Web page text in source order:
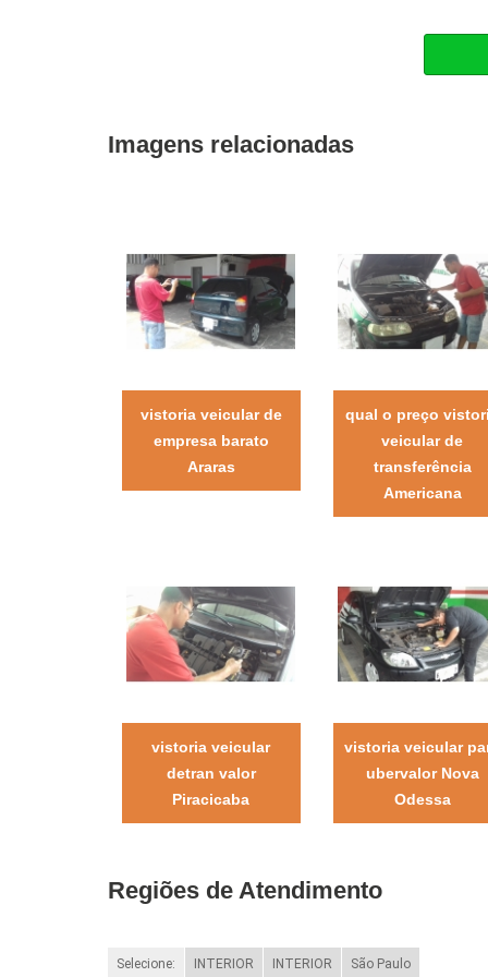
Imagens relacionadas
vistoria veicular de
empresa barato
Araras
qual o preço
veicular de
transferência
Americana
vistoria veicular
detran valor
Piracicaba
vistoria veicular
ubervalor Nova
Odessa
Regiões de Atendimento
Selecione: INTERIOR INTERIOR São Paulo